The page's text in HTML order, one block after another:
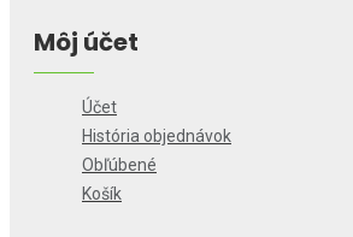
Môj účet
Účet
História objednávok
Obľúbené
Košík